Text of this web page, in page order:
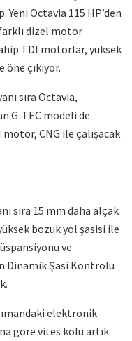
Octavia 115 HP’den
dizel motor
TDI motorlar, yüksek
çıkıyor.
sıra Octavia,
G-TEC modeli de
CNG ile çalışacak
sıra 15 mm daha alçak
bozuk yol şasisi ile
ve
Dinamik Şasi Kontrolü
elektronik
göre vites kolu artık